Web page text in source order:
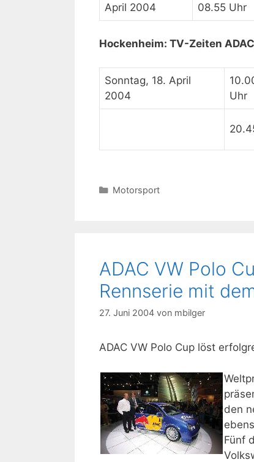
April 2004
08.55 Uhr
Hockenheim: TV-Zeiten
Sonntag, 18. April
2004
Uhr
Kategorien
Motorsport
ADAC VW Polo
Rennserie mit
27. Juni 2004 von mbilger
ADAC VW Polo Cup löst
den
Fünf